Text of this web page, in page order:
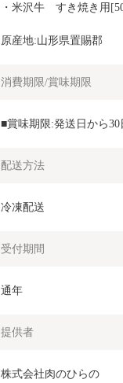
・米沢牛　すき焼き用
原産地:山形県置賜郡
消費期限/賞味期限
■賞味期限:発送日から30
配送方法
冷凍配送
受付期間
通年
提供者
株式会社肉のひらの